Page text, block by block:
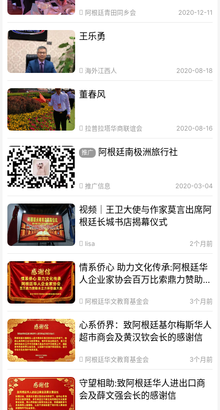
阿根廷青田同乡会 2020-12-11
王乐勇
海外江西人 2020-08-18
董春风
拉普拉塔华商联谊会 2020-08-16
推广 阿根廷南极洲旅行社
推广信息 2020-03-04
视频｜王卫大使与作家莫言出席阿
根廷长城书店揭幕仪式
lisa 2个月前
情系侨心 助力文化传承:阿根廷华
人企业家协会百万比索鼎力赞助水
阿根廷华文教育基金会 3个月前
心系侨界​：致阿根廷基尔梅斯华人
超市商会及黄汉钦会长的感谢信
阿根廷华文教育基金会 3个月前
守望相助:致阿根廷华人进出口商
会及薛文强会长的感谢信